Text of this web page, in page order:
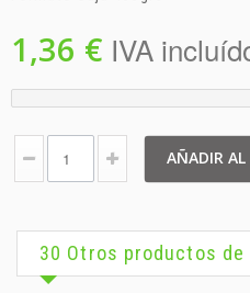
1,36 € IVA
AÑADIR AL
30 Otros productos